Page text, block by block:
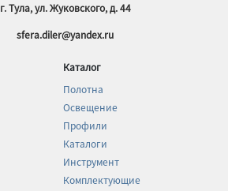
г. Тула, ул. Жуковского, д. 44
sfera.diler@yandex.ru
Каталог
Полотна
Освещение
Профили
Каталоги
Инструмент
Комплектующие